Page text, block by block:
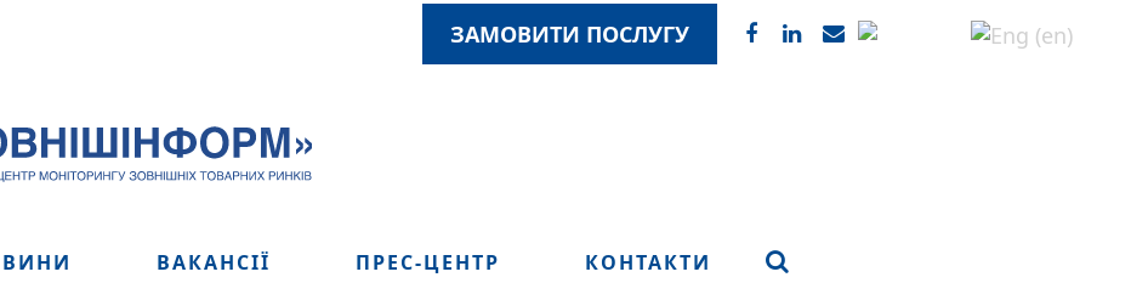
ЗАМОВИТИ ПОСЛУГУ
ВАКАНСІЇ ПРЕС-ЦЕНТР КОНТАКТИ